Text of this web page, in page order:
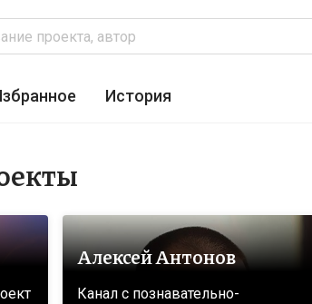
История
Алексей Антонов
Канал с познавательно-